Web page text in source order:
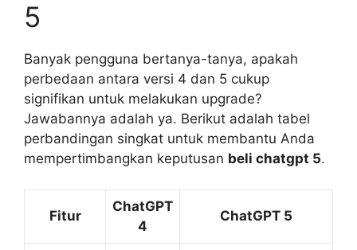
5
Banyak pengguna bertanya-tanya, apakah
perbedaan antara versi 4 dan 5 cukup
signifikan untuk melakukan upgrade?
Jawabannya adalah ya. Berikut adalah tabel
perbandingan singkat untuk membantu Anda
mempertimbangkan keputusan beli chatgpt 5.
Fitur
ChatGPT
4
ChatGPT 5